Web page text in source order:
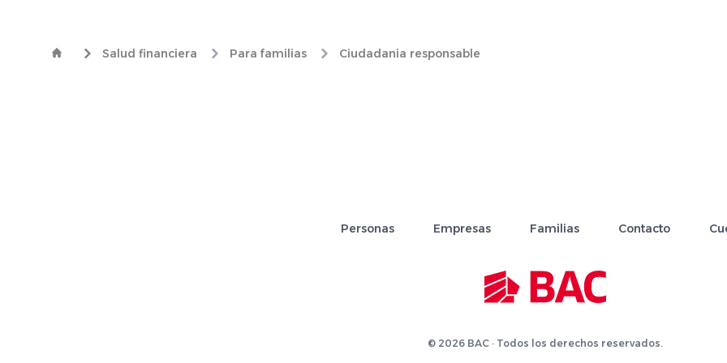
Salud financiera Para familias Ciudadania responsable
Personas Empresas Familias Contacto
© 2026 BAC · Todos los derechos reservados.